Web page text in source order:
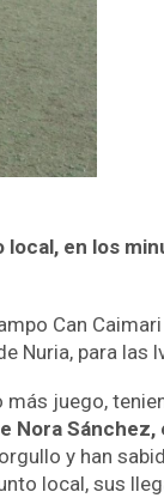
local, en los
Can
Nuria, para las
juego,
Nora Sánchez,
y han
local, sus